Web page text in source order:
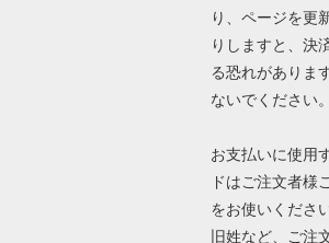
り、ページを更
りしますと、決
る恐れがありま
ないでください。
お支払いに使用
ドはご注文者様
をお使いください
旧姓など、ご注